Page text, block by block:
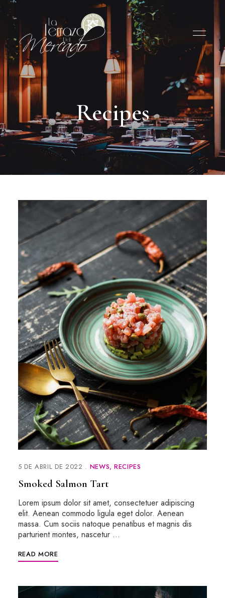
Recipes
5 DE ABRIL DE 2022 NEWS RECIPES
Smoked Salmon Tart
Lorem ipsum dolor sit amet, consectetuer adipiscing
elit. Aenean commodo ligula eget dolor. Aenean
massa. Cum sociis natoque penatibus et magnis dis
parturient montes, nascetur …
READ MORE